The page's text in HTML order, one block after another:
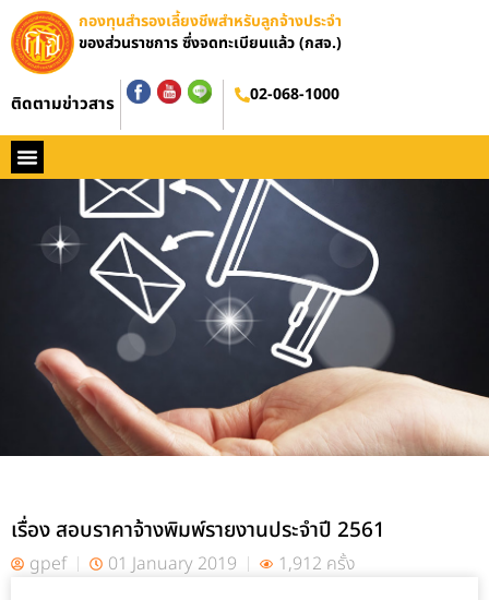
กองทุนสำรองเลี้ยงชีพสำหรับลูกจ้างประจำ
ของส่วนราชการ ซึ่งจดทะเบียนแล้ว (กสจ.)
ติดตามข่าวสาร 02-068-1000
เรื่อง สอบราคาจ้างพิมพ์รายงานประจำปี 2561
gpef 01 January 2019 1,912 ครั้ง